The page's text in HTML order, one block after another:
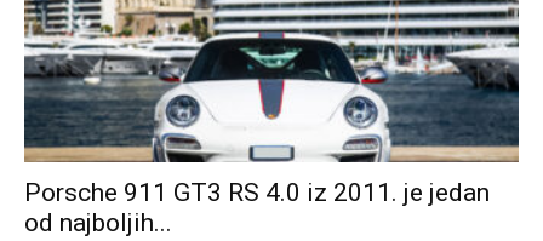
Porsche 911 GT3 RS 4.0 iz 2011. je jedan
od najboljih...